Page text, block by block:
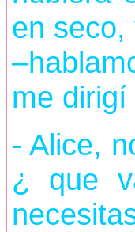
en
me dirigí
- Alice,
¿ que